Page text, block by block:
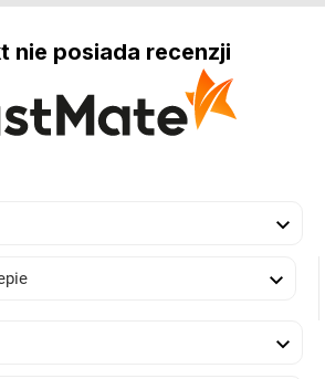
nie posiada recenzji


